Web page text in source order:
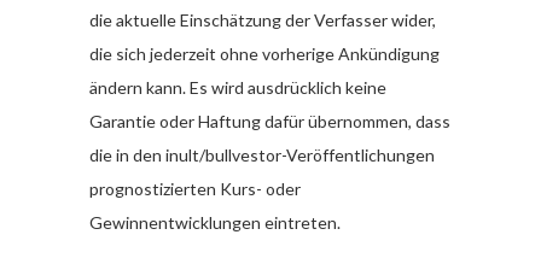
die aktuelle Einschätzung der Verfasser wider,
die sich jederzeit ohne vorherige Ankündigung
ändern kann. Es wird ausdrücklich keine
Garantie oder Haftung dafür übernommen, dass
die in den inult/bullvestor-Veröffentlichungen
prognostizierten Kurs- oder
Gewinnentwicklungen eintreten.